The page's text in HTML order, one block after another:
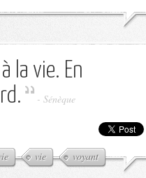
la vie. En
- Sénèque
vie voyant